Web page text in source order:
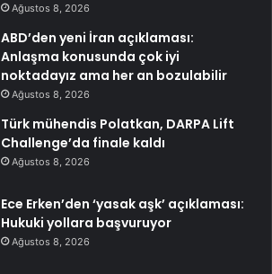
Ağustos 8, 2026
ABD’den yeni İran açıklaması:
Anlaşma konusunda çok iyi
noktadayız ama her an bozulabilir
Ağustos 8, 2026
Türk mühendis Polatkan, DARPA Lift
Challenge’da finale kaldı
Ağustos 8, 2026
Ece Erken’den ‘yasak aşk’ açıklaması:
Hukuki yollara başvuruyor
Ağustos 8, 2026